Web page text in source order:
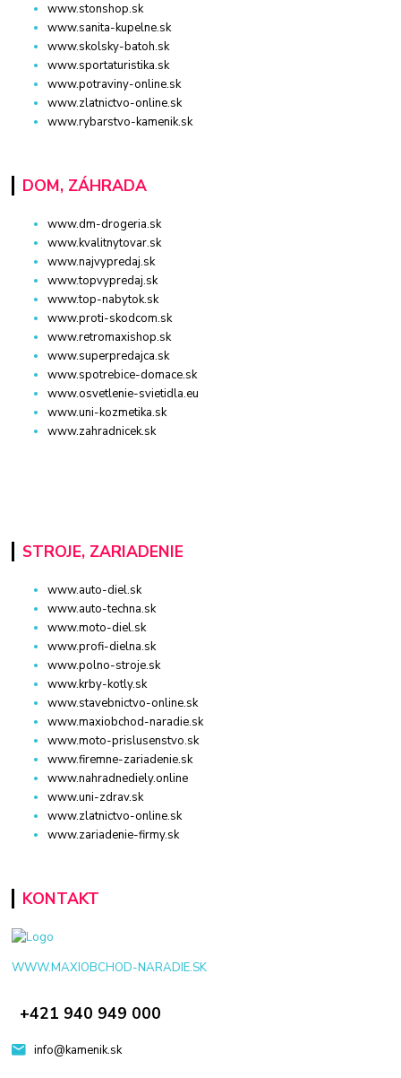
www.stonshop.sk
www.sanita-kupelne.sk
www.skolsky-batoh.sk
www.sportaturistika.sk
www.potraviny-online.sk
www.zlatnictvo-online.sk
www.rybarstvo-kamenik.sk
DOM, ZÁHRADA
www.dm-drogeria.sk
www.kvalitnytovar.sk
www.najvypredaj.sk
www.topvypredaj.sk
www.top-nabytok.sk
www.proti-skodcom.sk
www.retromaxishop.sk
www.superpredajca.sk
www.spotrebice-domace.sk
www.osvetlenie-svietidla.eu
www.uni-kozmetika.sk
www.zahradnicek.sk
STROJE, ZARIADENIE
www.auto-diel.sk
www.auto-techna.sk
www.moto-diel.sk
www.profi-dielna.sk
www.polno-stroje.sk
www.krby-kotly.sk
www.stavebnictvo-online.sk
www.maxiobchod-naradie.sk
www.moto-prislusenstvo.sk
www.firemne-zariadenie.sk
www.nahradnediely.online
www.uni-zdrav.sk
www.zlatnictvo-online.sk
www.zariadenie-firmy.sk
KONTAKT
WWW.MAXIOBCHOD-NARADIE.SK
+421 940 949 000
info@kamenik.sk